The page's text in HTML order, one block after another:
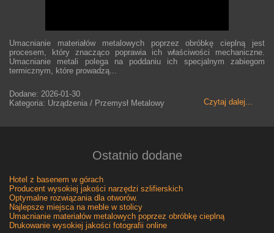
Umacnianie materiałów metalowych poprzez obróbkę cieplną jest
procesem, który znacząco poprawia ich właściwości mechaniczne.
Umacnianie metali polega na poddaniu ich specjalnym zabiegom
termicznym, które prowadzą...
Czytaj dalej...
Dodane: 2026-01-30
Kategoria: Urządzenia / Przemysł Metalowy
Ostatnio dodane
Hotel z basenem w górach
Producent wysokiej jakości narzędzi szlifierskich
Optymalne rozwiązania dla otworów.
Najlepsze miejsca na meble w stolicy
Umacnianie materiałów metalowych poprzez obróbkę cieplną
Drukowanie wysokiej jakości fotografii online